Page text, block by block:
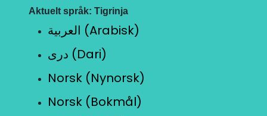
Aktuelt språk: Tigrinja
العربية (Arabisk)
دری (Dari)
Norsk (Nynorsk)
Norsk (Bokmål)